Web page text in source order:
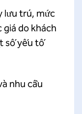
lưu trú, mức
giá do khách
số yếu tố
nhu cầu